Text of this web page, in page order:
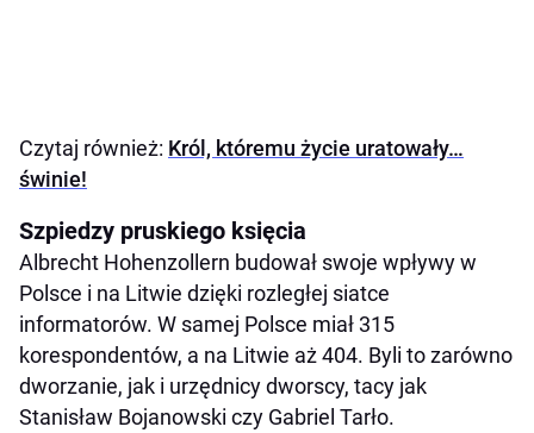
Czytaj również: Król, któremu życie uratowały…
świnie!
Szpiedzy pruskiego księcia
Albrecht Hohenzollern budował swoje wpływy w
Polsce i na Litwie dzięki rozległej siatce
informatorów. W samej Polsce miał 315
korespondentów, a na Litwie aż 404. Byli to zarówno
dworzanie, jak i urzędnicy dworscy, tacy jak
Stanisław Bojanowski czy Gabriel Tarło.